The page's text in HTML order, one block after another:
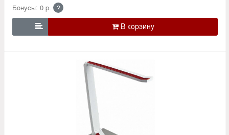
Бонусы: 0 р. ?
